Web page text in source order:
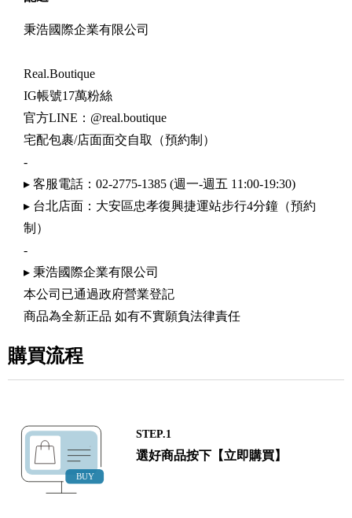
秉浩國際企業有限公司
Real.Boutique
IG帳號17萬粉絲
官方LINE：@real.boutique
宅配包裹/店面面交自取（預約制）
-
▸ 客服電話：02-2775-1385 (週一-週五 11:00-19:30)
▸ 台北店面：大安區忠孝復興捷運站步行4分鐘（預約
制）
-
▸ 秉浩國際企業有限公司
本公司已通過政府營業登記
商品為全新正品 如有不實願負法律責任
購買流程
STEP.1
選好商品按下【立即購買】